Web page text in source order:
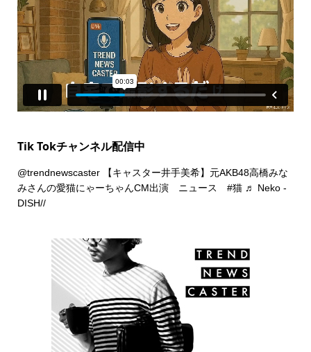
Tik Tokチャンネル配信中
@trendnewscaster【キャスター井手美希】元AKB48高橋みな
みさんの愛猫にゃーちゃんCM出演 ニュース #猫 ♬ Neko -
DISH//